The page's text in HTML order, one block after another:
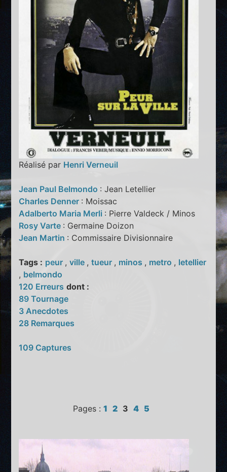
Réalisé par Henri Verneuil
Jean Paul Belmondo : Jean Letellier
Charles Denner : Moissac
Adalberto Maria Merli : Pierre Valdeck / Minos
Rosy Varte : Germaine Doizon
Jean Martin : Commissaire Divisionnaire
Tags : peur ,ville ,tueur , minos , metro , letellier
, belmondo
120 Erreurs dont :
89 Tournage
3 Anecdotes
28 Remarques
109 Captures
Pages : 1 2 3 4 5